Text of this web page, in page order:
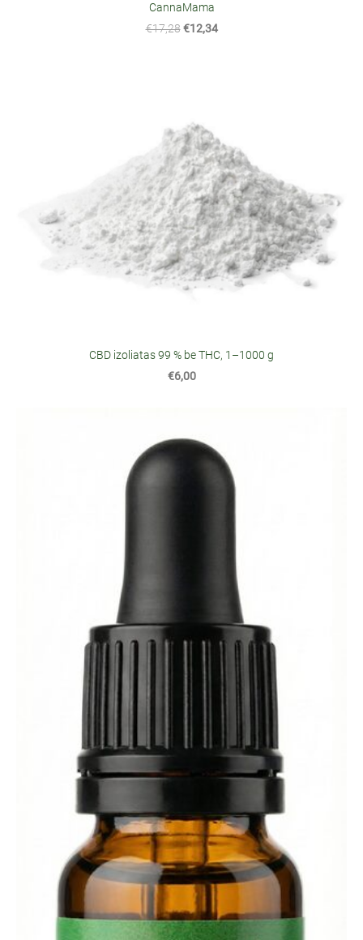
CannaMama
€17,28 €12,34
CBD izoliatas 99 % be THC, 1–1000 g
€6,00